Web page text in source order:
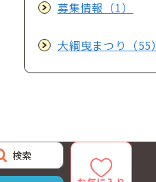
募集情報（1）
大綱曳まつり（55）
検索